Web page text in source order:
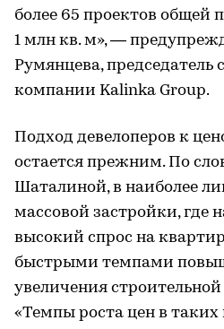
более 65 проектов общей
1 млн кв. м», —
Румянцева, председатель
компании Kalinka Group.
Подход девелоперов к
остается прежним. По
Шаталиной, в наиболее
массовой застройки, где
высокий спрос на
быстрыми темпами
увеличения
«Темпы роста цен в таких